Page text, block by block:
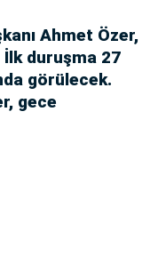
Ahmet Özer,
İlk duruşma 27
görülecek.
gece